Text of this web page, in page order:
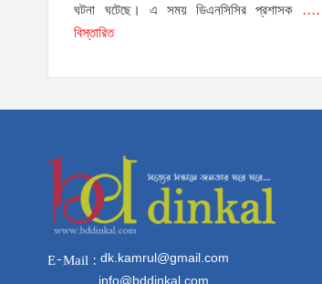
ঘটনা ঘটেছে। এ সময় ডিএনসিসির প্রশাসক ....
বিস্তারিত
E-Mail : dk.kamrul@gmail.com
info@bddinkal.com